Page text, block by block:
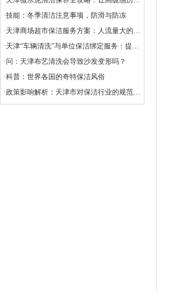
·技能：冬季清洁注意事项，防滑与防冻
·天津商场超市保洁服务方案：人流量大的清洁挑战
·天津“车辆清洗”与单位保洁绑定服务：提升企业形象与效率的创新选择
·问：天津布艺清洗会导致沙发变形吗？
·科普：世界各国的奇特保洁风俗
·政策影响解析：天津市对保洁行业的规范与扶持